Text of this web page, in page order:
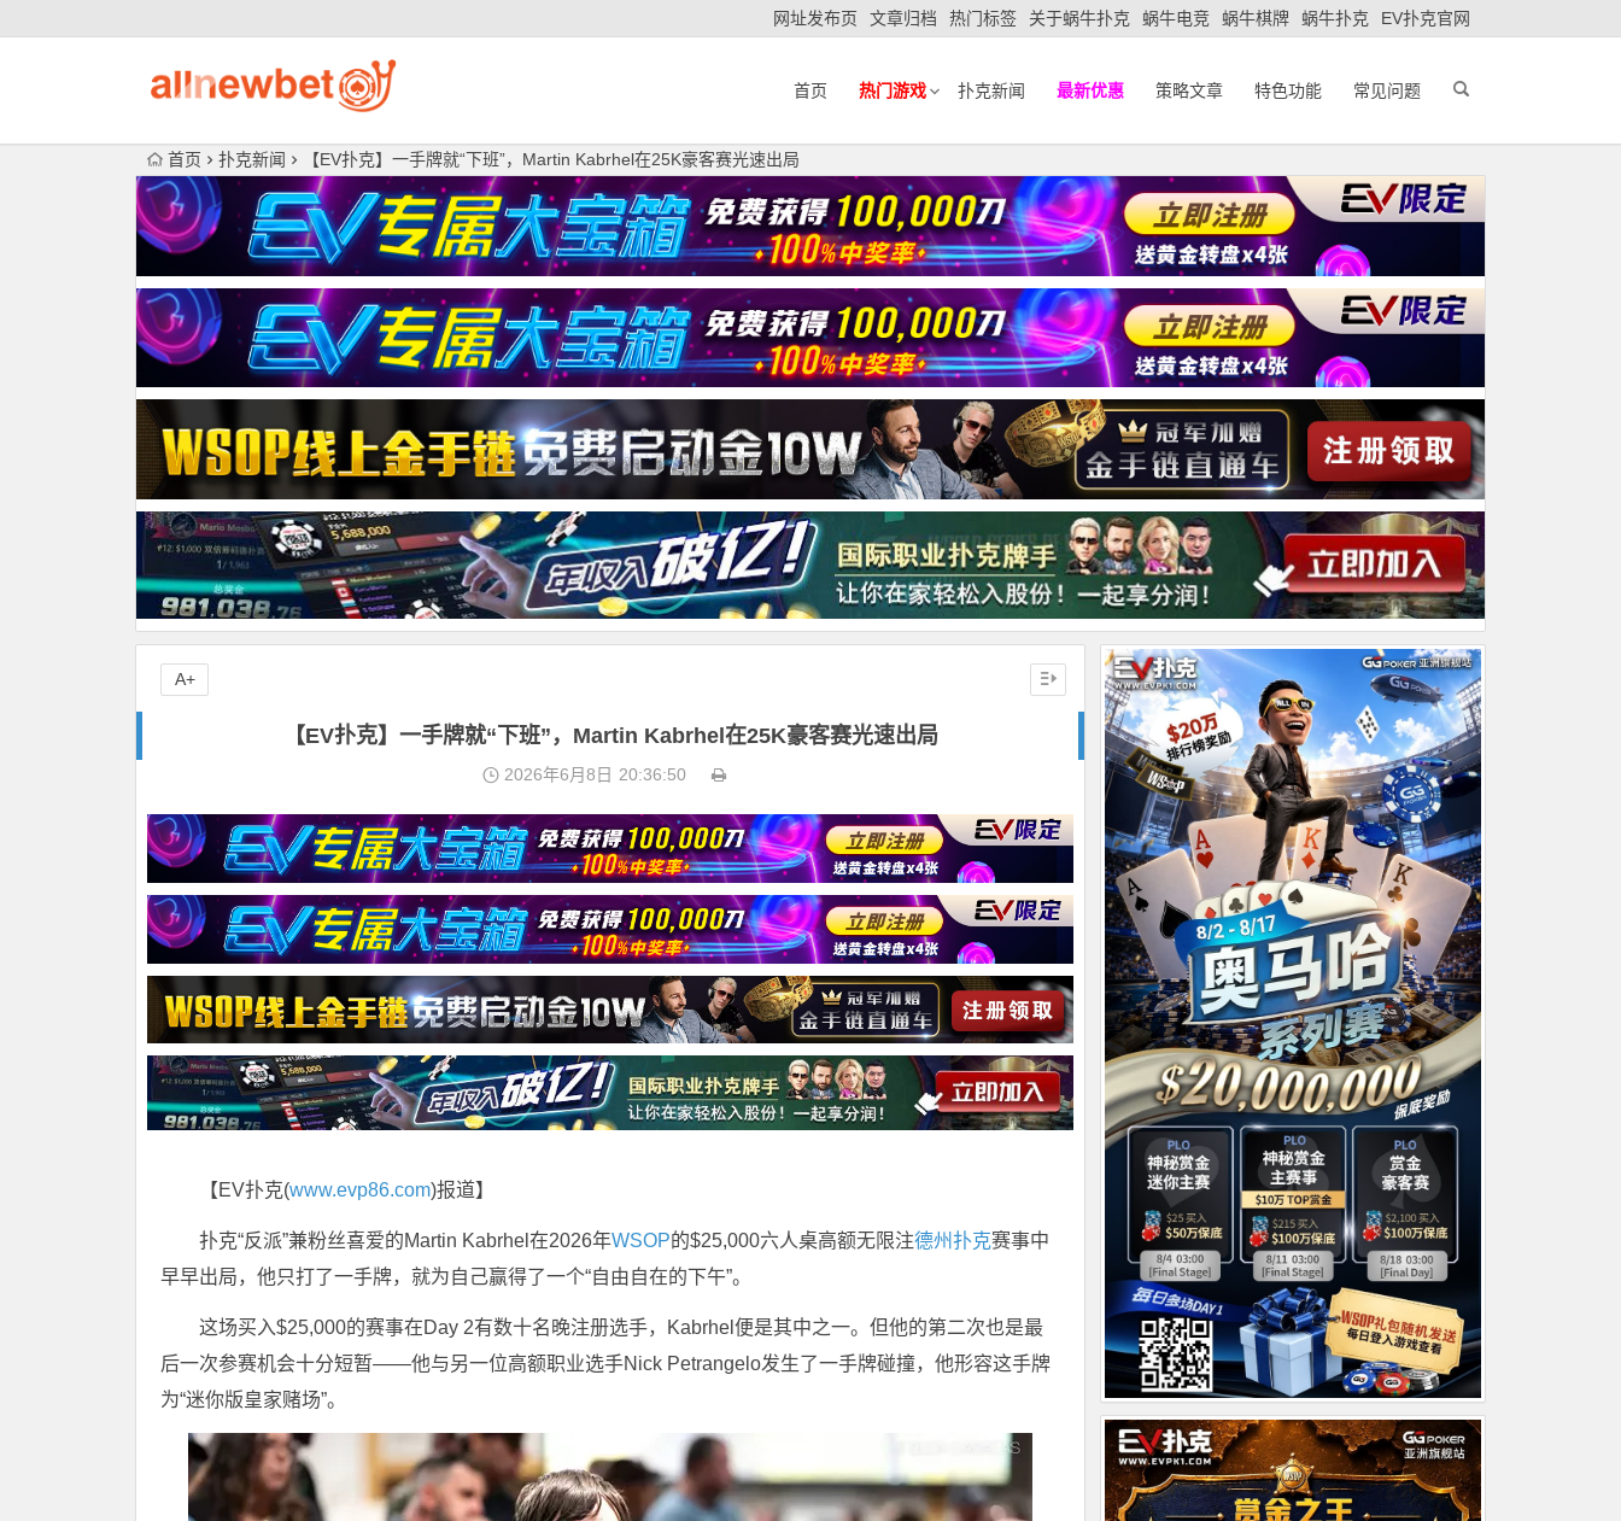
网址发布页 文章归档 热门标签 关于蜗牛扑克 蜗牛电竞 蜗牛棋牌 蜗牛扑克 EV扑克官网
首页 热门游戏 扑克新闻 最新优惠 策略文章 特色功能 常见问题
首页 扑克新闻 【EV扑克】一手牌就“下班”，Martin Kabrhel在25K豪客赛光速出局
【EV扑克】一手牌就“下班”，Martin Kabrhel在25K豪客赛光速出局
2026年6月8日 20:36:50
【EV扑克(www.evp86.com)报道】
扑克“反派”兼粉丝喜爱的Martin Kabrhel在2026年WSOP的$25,000六人桌高额无限注德州扑克赛事中
早早出局，他只打了一手牌，就为自己赢得了一个“自由自在的下午”。
这场买入$25,000的赛事在Day 2有数十名晚注册选手，Kabrhel便是其中之一。但他的第二次也是最
后一次参赛机会十分短暂——他与另一位高额职业选手Nick Petrangelo发生了一手牌碰撞，他形容这手牌
为“迷你版皇家赌场”。
A+